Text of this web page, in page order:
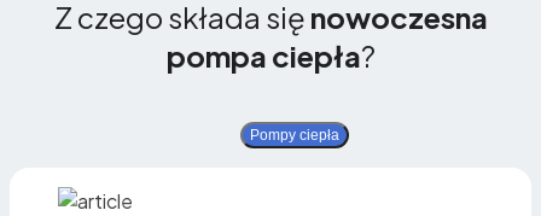
Z czego składa się nowoczesna
pompa ciepła?
Pompy ciepła